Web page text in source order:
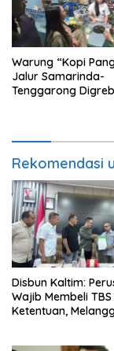
Warung “Kopi
Jalur Samarinda-
Tenggarong
Rekomendasi
Disbun Kaltim:
Wajib Membeli TBS
Ketentuan,